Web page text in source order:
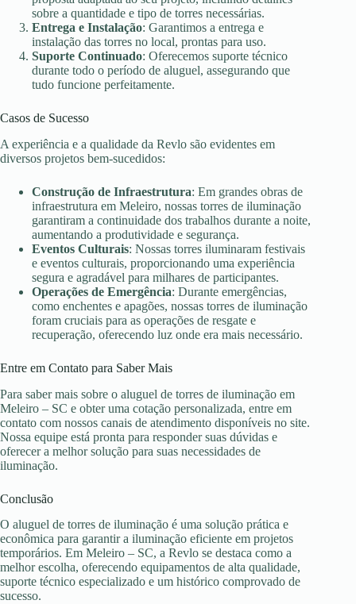
sobre a quantidade e tipo de torres necessárias.
Entrega e Instalação: Garantimos a entrega e
instalação das torres no local, prontas para uso.
Suporte Continuado: Oferecemos suporte técnico
durante todo o período de aluguel, assegurando que
tudo funcione perfeitamente.
Casos de Sucesso
A experiência e a qualidade da Revlo são evidentes em
diversos projetos bem-sucedidos:
Construção de Infraestrutura: Em grandes obras de
infraestrutura em Meleiro, nossas torres de iluminação
garantiram a continuidade dos trabalhos durante a noite,
aumentando a produtividade e segurança.
Eventos Culturais: Nossas torres iluminaram festivais
e eventos culturais, proporcionando uma experiência
segura e agradável para milhares de participantes.
Operações de Emergência: Durante emergências,
como enchentes e apagões, nossas torres de iluminação
foram cruciais para as operações de resgate e
recuperação, oferecendo luz onde era mais necessário.
Entre em Contato para Saber Mais
Para saber mais sobre o aluguel de torres de iluminação em
Meleiro – SC e obter uma cotação personalizada, entre em
contato com nossos canais de atendimento disponíveis no site.
Nossa equipe está pronta para responder suas dúvidas e
oferecer a melhor solução para suas necessidades de
iluminação.
Conclusão
O aluguel de torres de iluminação é uma solução prática e
econômica para garantir a iluminação eficiente em projetos
temporários. Em Meleiro – SC, a Revlo se destaca como a
melhor escolha, oferecendo equipamentos de alta qualidade,
suporte técnico especializado e um histórico comprovado de
sucesso.